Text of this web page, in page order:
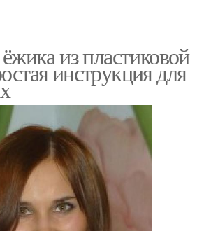
из пластиковой
инструкция для